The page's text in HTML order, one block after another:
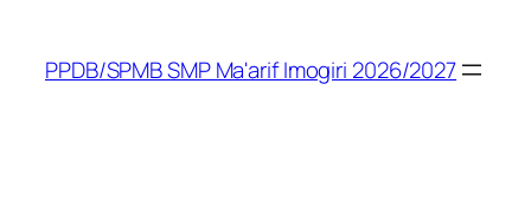
content
PPDB/SPMB SMP Ma'arif Imogiri 2026/2027